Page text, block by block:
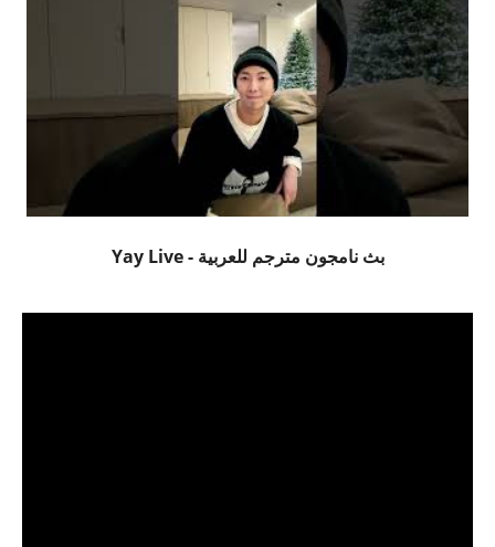
بث نامجون مترجم للعربية - Yay Live